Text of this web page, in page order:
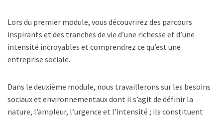
Lors du premier module, vous découvrirez des parcours
inspirants et des tranches de vie d’une richesse et d’une
intensité incroyables et comprendrez ce qu’est une
entreprise sociale.
Dans le deuxième module, nous travaillerons sur les besoins
sociaux et environnementaux dont il s’agit de définir la
nature, l’ampleur, l’urgence et l’intensité ; ils constituent